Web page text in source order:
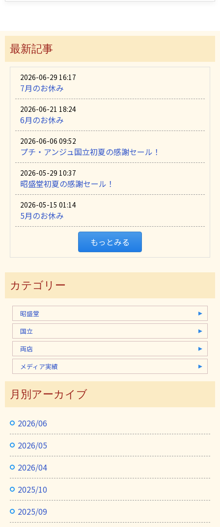
最新記事
2026-06-29 16:17
7月のお休み
2026-06-21 18:24
6月のお休み
2026-06-06 09:52
プチ・アンジュ国立初夏の感謝セール！
2026-05-29 10:37
昭盛堂初夏の感謝セール！
2026-05-15 01:14
5月のお休み
もっとみる
カテゴリー
昭盛堂
国立
両店
メディア実績
月別アーカイブ
2026/06
2026/05
2026/04
2025/10
2025/09